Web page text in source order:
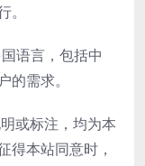
语言，包括中
需求。
或标注，均为本
得本站同意时，